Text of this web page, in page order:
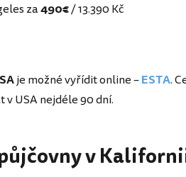
za490€/ 13.390 Kč
je možné vyřídit online –ESTA.
USA nejdéle 90 dní.
v